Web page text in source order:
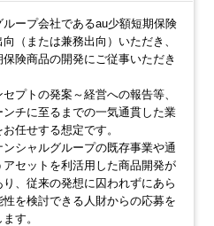
ループ会社であるau少額短期保険
（または兼務出向）いただき、
保険商品の開発にご従事いただき
プトの発案～経営への報告等、
ンチに至るまでの一気通貫した業
任せする想定です。
ンシャルグループの既存事業や通
アセットを利活用した商品開発が
り、従来の発想に囚われずにあら
性を検討できる人財からの応募を
す。